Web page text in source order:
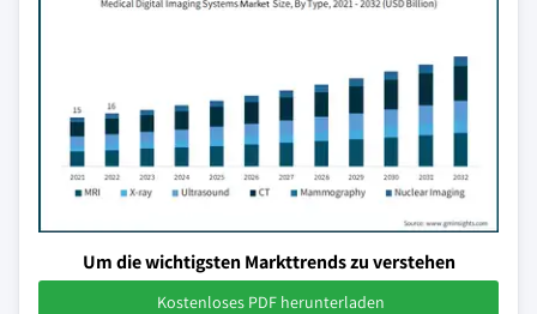
Um die wichtigsten Markttrends zu verstehen
Kostenloses PDF herunterladen